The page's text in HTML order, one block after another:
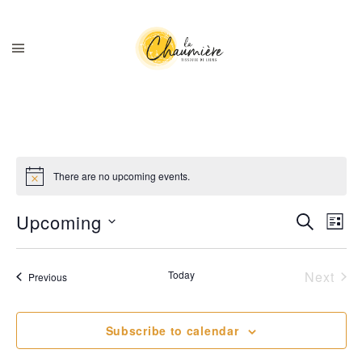
There are no upcoming events.
Search
List
Upcoming
PreviousEvents Today
Next
Subscribe to calendar